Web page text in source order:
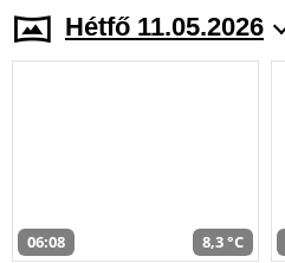
Hétfő 11.05.2026
06:08 8,3 °C